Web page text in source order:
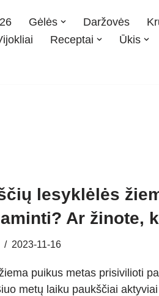
Gėlės Daržovės
Receptai Ūkis
lesyklėlės
Ar žinote,
2023-11-16
puikus metas prisivilioti
metų laiku paukščiai